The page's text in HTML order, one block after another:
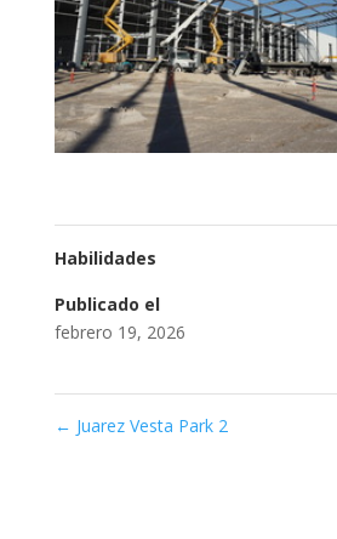
Habilidades
Publicado el
febrero 19, 2026
← Juarez Vesta Park 2